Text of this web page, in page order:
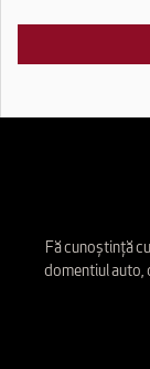
Fă cunoștință
domentiul auto,